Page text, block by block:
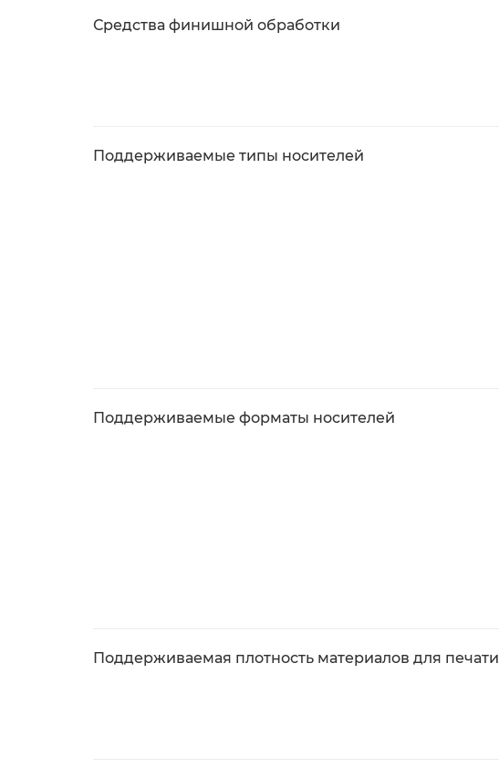
Средства финишной обработки
Поддерживаемые типы носителей
Поддерживаемые форматы носителей
Поддерживаемая плотность материалов для печати